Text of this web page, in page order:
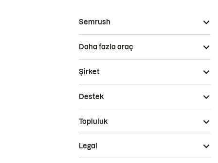
Semrush
Daha fazla araç
Şirket
Destek
Topluluk
Legal